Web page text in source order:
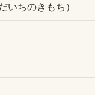
いちのきもち）